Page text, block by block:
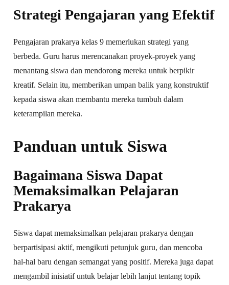
Strategi Pengajaran yang Efektif
Pengajaran prakarya kelas 9 memerlukan strategi yang
berbeda. Guru harus merencanakan proyek-proyek yang
menantang siswa dan mendorong mereka untuk berpikir
kreatif. Selain itu, memberikan umpan balik yang konstruktif
kepada siswa akan membantu mereka tumbuh dalam
keterampilan mereka.
Panduan untuk Siswa
Bagaimana Siswa Dapat
Memaksimalkan Pelajaran
Prakarya
Siswa dapat memaksimalkan pelajaran prakarya dengan
berpartisipasi aktif, mengikuti petunjuk guru, dan mencoba
hal-hal baru dengan semangat yang positif. Mereka juga dapat
mengambil inisiatif untuk belajar lebih lanjut tentang topik